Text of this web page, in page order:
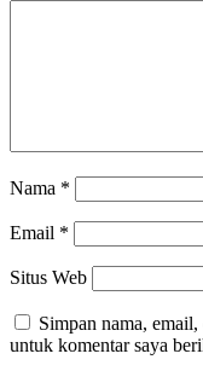
Nama *
Email *
Situs Web
Simpan nama,
untuk komentar saya